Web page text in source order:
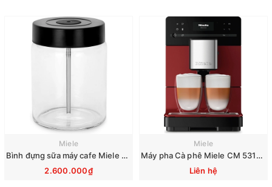
Miele
Bình đựng sữa máy cafe Miele CM 7750 6360 5300 5310 5510 6160 6350
2.600.000₫
Miele
Máy pha Cà phê Miele CM 5310 Silence Red
Liên hệ